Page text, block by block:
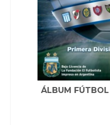
ÁLBUM